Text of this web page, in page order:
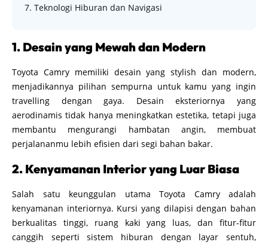
7. Teknologi Hiburan dan Navigasi
1. Desain yang Mewah dan Modern
Toyota Camry memiliki desain yang stylish dan modern,
menjadikannya pilihan sempurna untuk kamu yang ingin
travelling dengan gaya. Desain eksteriornya yang
aerodinamis tidak hanya meningkatkan estetika, tetapi juga
membantu mengurangi hambatan angin, membuat
perjalananmu lebih efisien dari segi bahan bakar.
2. Kenyamanan Interior yang Luar Biasa
Salah satu keunggulan utama Toyota Camry adalah
kenyamanan interiornya. Kursi yang dilapisi dengan bahan
berkualitas tinggi, ruang kaki yang luas, dan fitur-fitur
canggih seperti sistem hiburan dengan layar sentuh,